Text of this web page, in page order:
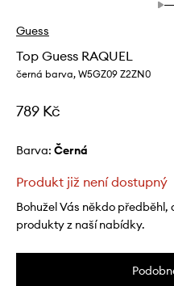
Guess
Top Guess RAQUEL
černá barva, W5GZ09 Z2ZN0
789 Kč
Barva: černá
Produkt již není dostupný
Bohužel Vás někdo předběhl,
produkty z naší nabídky.